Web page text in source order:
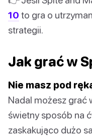
10 to gra o
strategii.
Jak grać w
Nie masz pod
Nadal możesz grać
świetny sposób na
zaskakująco dużo